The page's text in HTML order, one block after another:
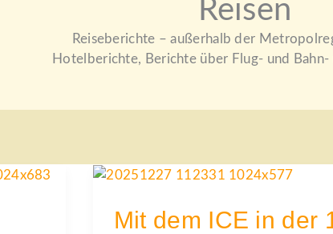
Reisen
Reiseberichte – außerhalb der
Hotelberichte, Berichte über Flug- und Bahn-
Mit dem ICE in der
MIT
DEM
DER
1.